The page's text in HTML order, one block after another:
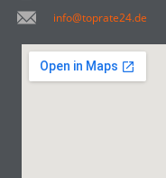
info@toprate24.de